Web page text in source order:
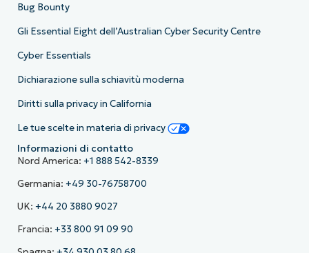
Bug Bounty
Gli Essential Eight dell’Australian Cyber Security Centre
Cyber Essentials
Dichiarazione sulla schiavitù moderna
Diritti sulla privacy in California
Le tue scelte in materia di privacy
Informazioni di contatto
Nord America: +1 888 542-8339
Germania: +49 30-76758700
UK: +44 20 3880 9027
Francia: +33 800 91 09 90